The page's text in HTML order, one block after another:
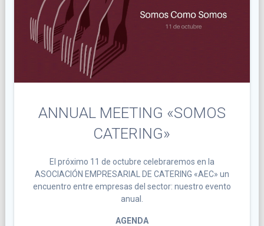
ANNUAL MEETING «SOMOS
CATERING»
El próximo 11 de octubre celebraremos en la
ASOCIACIÓN EMPRESARIAL DE CATERING «AEC» un
encuentro entre empresas del sector: nuestro evento
anual.
AGENDA